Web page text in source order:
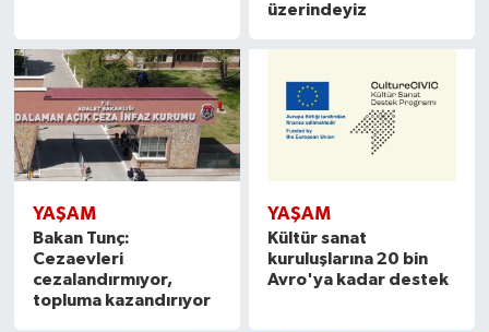
üzerindeyiz
YAŞAM
Bakan Tunç:
Cezaevleri
cezalandırmıyor,
topluma kazandırıyor
YAŞAM
Kültür sanat
kuruluşlarına 20 bin
Avro'ya kadar destek